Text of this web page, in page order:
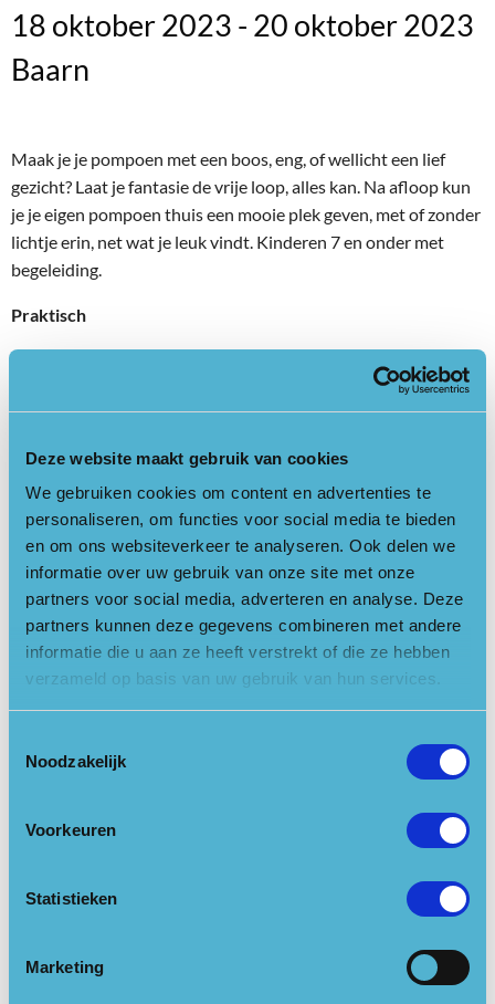
Deze website maakt gebruik van cookies
We gebruiken cookies om content en advertenties te
personaliseren, om functies voor social media te bieden
en om ons websiteverkeer te analyseren. Ook delen we
informatie over uw gebruik van onze site met onze
partners voor social media, adverteren en analyse. Deze
partners kunnen deze gegevens combineren met andere
informatie die u aan ze heeft verstrekt of die ze hebben
verzameld op basis van uw gebruik van hun services.
Noodzakelijk
Voorkeuren
Statistieken
Marketing
18 oktober 2023 - 20 oktober 2023
Baarn
Maak je je pompoen met een boos, eng, of wellicht een lief
gezicht? Laat je fantasie de vrije loop, alles kan. Na afloop kun
je je eigen pompoen thuis een mooie plek geven, met of zonder
lichtje erin, net wat je leuk vindt. Kinderen 7 en onder met
begeleiding.
Praktisch
Voor de workshop zijn er 2 tijdstippen waarop ingeschreven
Vrijdag 20 oktober 13:00 - 15:00
Voor meer informatie kijk op dewebsite van de groene inval
Inschrijven via mail:info@degroeneinval.nl
Locatie openen in Google Maps
Links
13:00 - 15:00